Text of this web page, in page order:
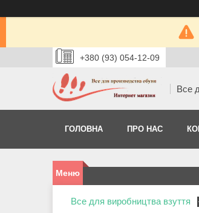
+380 (93) 054-12-09
Все
ГОЛОВНА ПРО НАС
Все для виробництва взуття